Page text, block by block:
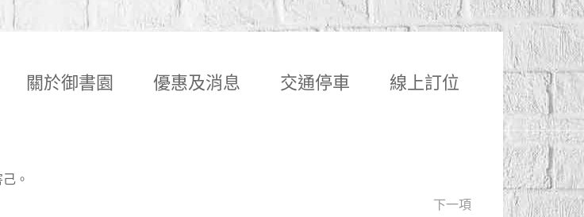
關於御書園 優惠及消息 交通停車 線上訂位
。
下一項